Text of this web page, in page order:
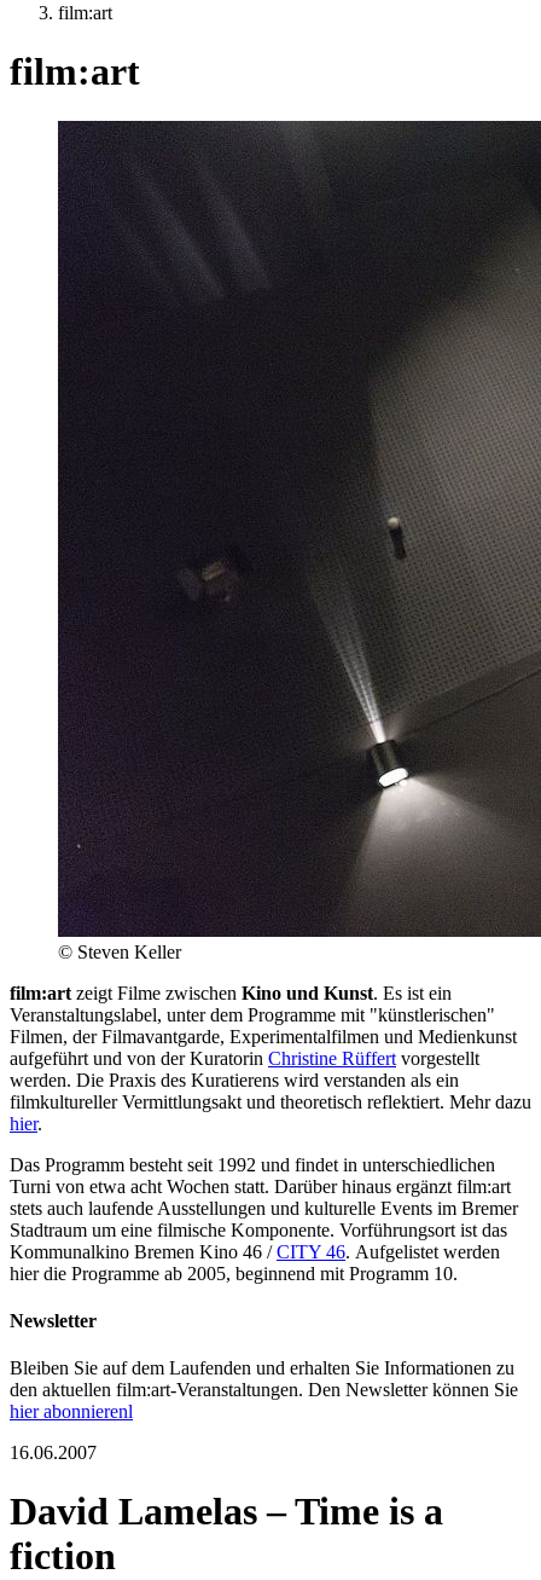
film:art
film:art
© Steven Keller
film:art zeigt Filme zwischen Kino und Kunst. Es ist ein
Veranstaltungslabel, unter dem Programme mit "künstlerischen"
Filmen, der Filmavantgarde, Experimentalfilmen und Medienkunst
aufgeführt und von der Kuratorin Christine Rüffert vorgestellt
werden. Die Praxis des Kuratierens wird verstanden als ein
filmkultureller Vermittlungsakt und theoretisch reflektiert. Mehr dazu
hier.
Das Programm besteht seit 1992 und findet in unterschiedlichen
Turni von etwa acht Wochen statt. Darüber hinaus ergänzt film:art
stets auch laufende Ausstellungen und kulturelle Events im Bremer
Stadtraum um eine filmische Komponente. Vorführungsort ist das
Kommunalkino Bremen Kino 46 /CITY 46. Aufgelistet werden
hier die Programme ab 2005, beginnend mit Programm 10.
Newsletter
Bleiben Sie auf dem Laufenden und erhalten Sie Informationen zu
den aktuellen film:art-Veranstaltungen. Den Newsletter können Sie
hier abonnierenl
16.06.2007
David Lamelas – Time is a
fiction